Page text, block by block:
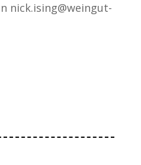
nick.ising@weingut-